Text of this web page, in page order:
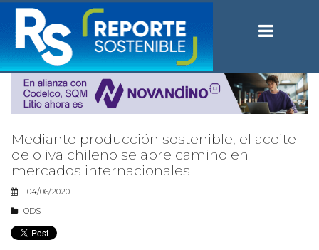
Mediante producción sostenible, el aceite
de oliva chileno se abre camino en
mercados internacionales
04/06/2020
ODS